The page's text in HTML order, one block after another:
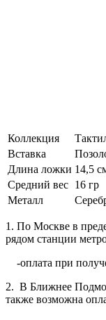
Коллекция
Вставка
Длина ложки 14,5
Средний вес 16 гр
Металл
1. По Москве в
рядом станции
-оплата при
2. В Ближнее
также возможна